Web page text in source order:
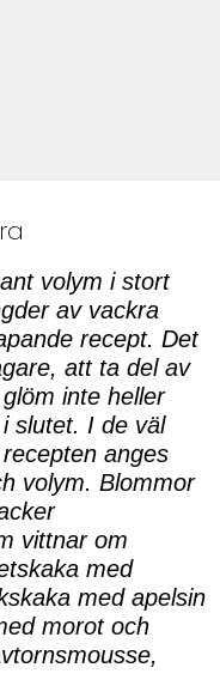
volym i stort
av vackra
recept. Det
att ta del av
inte heller
slutet. I de väl
anges
volym. Blommor
vittnar om
med
med apelsin
morot och